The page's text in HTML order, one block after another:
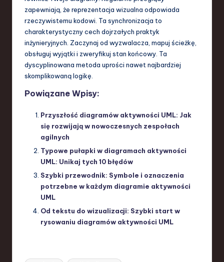
zapewniają, że reprezentacja wizualna odpowiada
rzeczywistemu kodowi. Ta synchronizacja to
charakterystyczny cech dojrzałych praktyk
inżynieryjnych. Zaczynaj od wyzwalacza, mapuj ścieżkę,
obsługuj wyjątki i zweryfikuj stan końcowy. Ta
dyscyplinowana metoda uprości nawet najbardziej
skomplikowaną logikę.
Powiązane Wpisy:
Przyszłość diagramów aktywności UML: Jak
się rozwijają w nowoczesnych zespołach
agilnych
Typowe pułapki w diagramach aktywności
UML: Unikaj tych 10 błędów
Szybki przewodnik: Symbole i oznaczenia
potrzebne w każdym diagramie aktywności
UML
Od tekstu do wizualizacji: Szybki start w
rysowaniu diagramów aktywności UML